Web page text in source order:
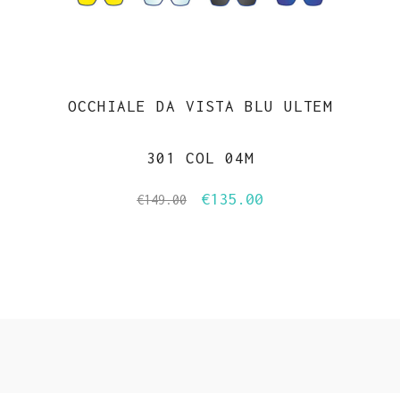
OCCHIALE DA VISTA BLU ULTEM
301 COL 04M
€149.00
Il
€135.00